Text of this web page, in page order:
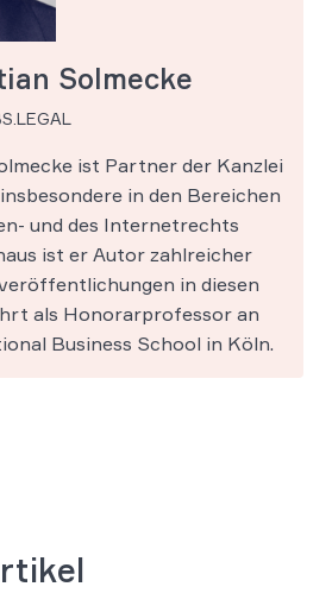
Solmecke
ist Partner der Kanzlei
in den Bereichen
und des Internetrechts
ist er Autor zahlreicher
in diesen
als Honorarprofessor an
Business School in Köln.